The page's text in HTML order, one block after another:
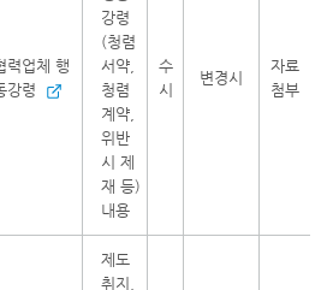
력업체 행
강령
강령
(청렴
서약,
청렴
계약,
위반
시 제
재 등)
내용
수
시
변경시
자료
첨부
제도
취지,